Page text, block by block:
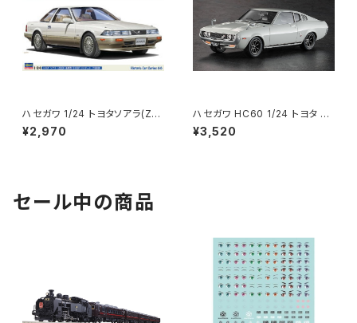
ハセガワ 1/24 トヨタソアラ(Z2
0)後期型3.0GT-リミテッド(19
89) 21166 HC66 車 プラモ
¥2,970
ハセガワ HC60 1/24 トヨタ セ
リカ LB 1600GT 車 プラモ（新
品 在庫品）
¥3,520
セール中の商品